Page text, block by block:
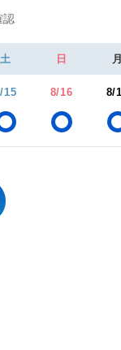
認
土 日 月
15 8/16 8/